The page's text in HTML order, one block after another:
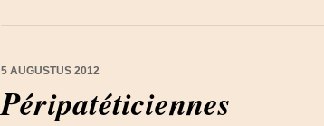
5 AUGUSTUS 2012
Péripatéticiennes